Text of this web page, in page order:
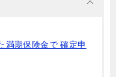
満期保険金で 確定申